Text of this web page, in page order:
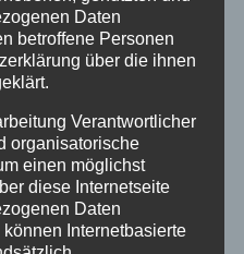
Daten
betroffene Personen
über die ihnen
Verantwortlicher
organisatorische
einen möglichst
diese Internetseite
Daten
Internetbasierte